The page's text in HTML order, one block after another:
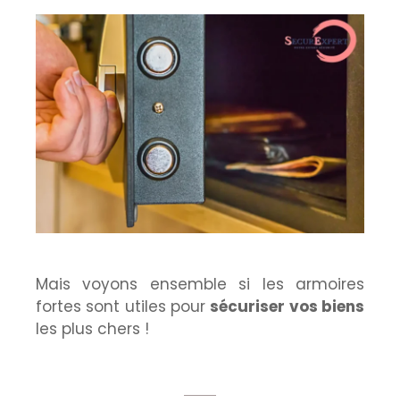
Mais voyons ensemble si les armoires
fortes sont utiles pour sécuriser vos biens
les plus chers !